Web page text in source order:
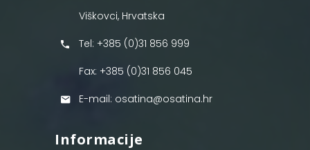
Viškovci, Hrvatska
Tel: +385 (0)31 856 999
Fax: +385 (0)31 856 045
E-mail: osatina@osatina.hr
Informacije